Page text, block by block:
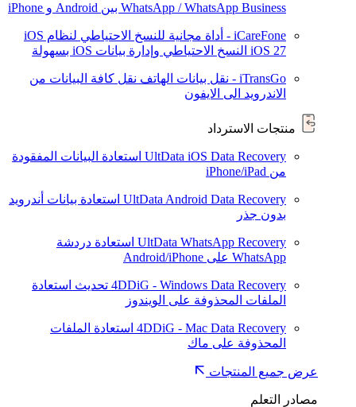
WhatsApp / WhatsApp Business بين Android و iPhone
iCareFone - أداة مجانية للنسخ الاحتياطي لنظام iOS
iOS 27 النسخ الاحتياطي وإدارة بيانات iOS بسهولة
iTransGo - نقل بيانات الهاتف
نقل كافة البيانات من
الاندرويد الى الايفون
منتجات الاسترداد
UltData iOS Data Recovery استعادة البيانات المفقودة
من iPhone/iPad
UltData Android Data Recovery استعادة بيانات أندرويد
بدون جذر
UltData WhatsApp Recovery استعادة دردشة
WhatsApp على Android/iPhone
4DDiG - Windows Data Recovery تحديث استعادة
الملفات المحذوفة على الويندوز
4DDiG - Mac Data Recovery استعادة الملفات
المحذوفة على ماك
عرض جميع المنتجات
مصادر التعلم